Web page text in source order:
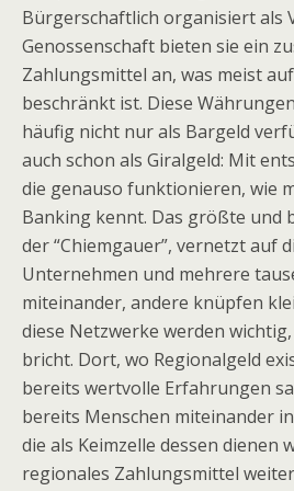
Bürgerschaftlich organisiert als
Genossenschaft bieten sie ein
Zahlungsmittel an, was meist
beschränkt ist. Diese
häufig nicht nur als Bargeld
auch schon als Giralgeld: Mit
die genauso funktionieren, wie
Banking kennt. Das größte und
der “Chiemgauer”, vernetzt auf
Unternehmen und mehrere
miteinander, andere knüpfen
diese Netzwerke werden
bricht. Dort, wo Regionalgeld
bereits wertvolle Erfahrungen
bereits Menschen miteinander
die als Keimzelle dessen dienen
regionales Zahlungsmittel